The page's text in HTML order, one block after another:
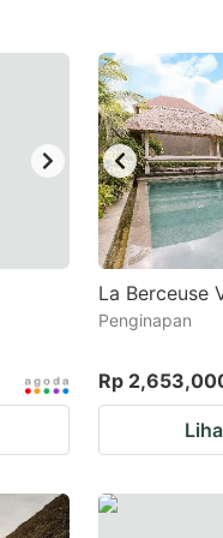
La Berceuse
Penginapan
Rp